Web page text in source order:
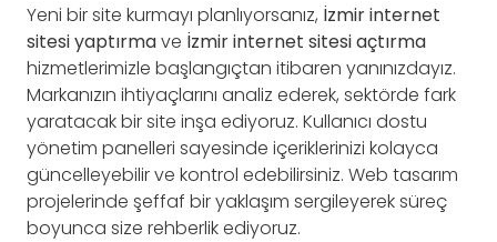
Yeni bir site kurmayı planlıyorsanız, İzmir internet
sitesi yaptırmave İzmir internet sitesi açtırma
hizmetlerimizle başlangıçtan itibaren yanınızdayız.
Markanızın ihtiyaçlarını analiz ederek, sektörde fark
yaratacak bir site inşa ediyoruz. Kullanıcı dostu
yönetim panelleri sayesinde içeriklerinizi kolayca
güncelleyebilir ve kontrol edebilirsiniz. Web tasarım
projelerinde şeffaf bir yaklaşım sergileyerek süreç
boyunca size rehberlik ediyoruz.